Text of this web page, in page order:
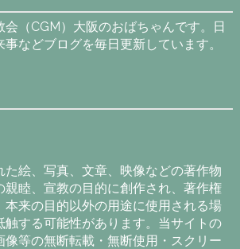
会（CGM）大阪のおばちゃんです。日
などブログを毎日更新しています。
た絵、写真、文章、映像などの著作物
親睦、宣教の目的に創作され、著作権
本来の目的以外の用途に使用される場
触する可能性があります。当サイトの
像等の無断転載・無断使用・スクリー